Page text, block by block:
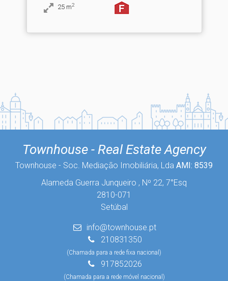
25 m2
Townhouse - Real Estate Agency
Townhouse - Soc. Mediação Imobiliária, Lda AMI: 8539
Alameda Guerra Junqueiro , Nº 22, 7°Esq
2810-071
Setúbal
info@townhouse.pt
210831350
(Chamada para a rede fixa nacional)
917852026
(Chamada para a rede móvel nacional)